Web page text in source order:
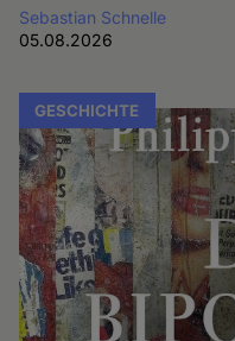
Sebastian Schnelle
05.08.2026
GESCHICHTE